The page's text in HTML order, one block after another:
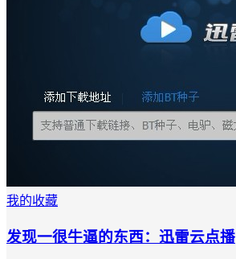
我的收藏
发现一很牛逼的东西：迅雷云点播